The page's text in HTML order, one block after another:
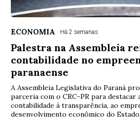
ECONOMIA Há 2 semanas
Palestra na Assembleia
contabilidade no
paranaense
A Assembleia Legislativa do Paraná
parceria com o CRC-PR para destacar
contabilidade à transparência, ao
desenvolvimento econômico do Estado.